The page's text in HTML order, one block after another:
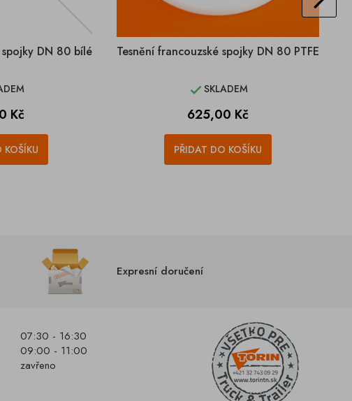
DN 80 bílé
Kč
KOŠÍKU
Tesnění francouzské spojky DN 80 PTFE
SKLADEM
Cena
625,00 Kč
PŘIDAT DO KOŠÍKU
Expresní doručení
07:30 - 16:30
09:00 - 11:00
zavřeno